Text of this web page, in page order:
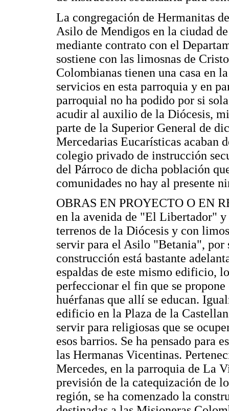
La congregación de Hermanitas
Asilo de Mendigos en la ciudad
mediante contrato con el
sostiene con las limosnas de
Colombianas tienen una casa en
servicios en esta parroquia y en
parroquial no ha podido por si
acudir al auxilio de la Diócesis,
parte de la Superior General de
Mercedarias Eucarísticas acaban
colegio privado de instrucción
del Párroco de dicha población
comunidades no hay al presente
OBRAS EN PROYECTO O EN
en la avenida de "El Libertador" y
terrenos de la Diócesis y con
servir para el Asilo "Betania", por
construcción está bastante
espaldas de este mismo edificio,
perfeccionar el fin que se
huérfanas que allí se educan.
edificio en la Plaza de la
servir para religiosas que se
esos barrios. Se ha pensado para
las Hermanas Vicentinas.
Mercedes, en la parroquia de La
previsión de la catequización de
región, se ha comenzado la